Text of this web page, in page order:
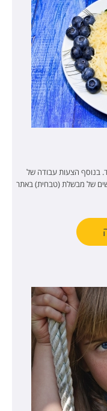
בנוסף הצעות עבודה של
של מבשלת (טבחית) באתר